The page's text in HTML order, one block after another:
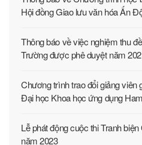
Hội đồng Giao lưu văn hóa Ấn
Thông báo về việc nghiệm thu
Trường được phê duyệt năm
Chương trình trao đổi giảng viên
Đại học Khoa học ứng dụng
Lễ phát động cuộc thi Tranh
năm 2023